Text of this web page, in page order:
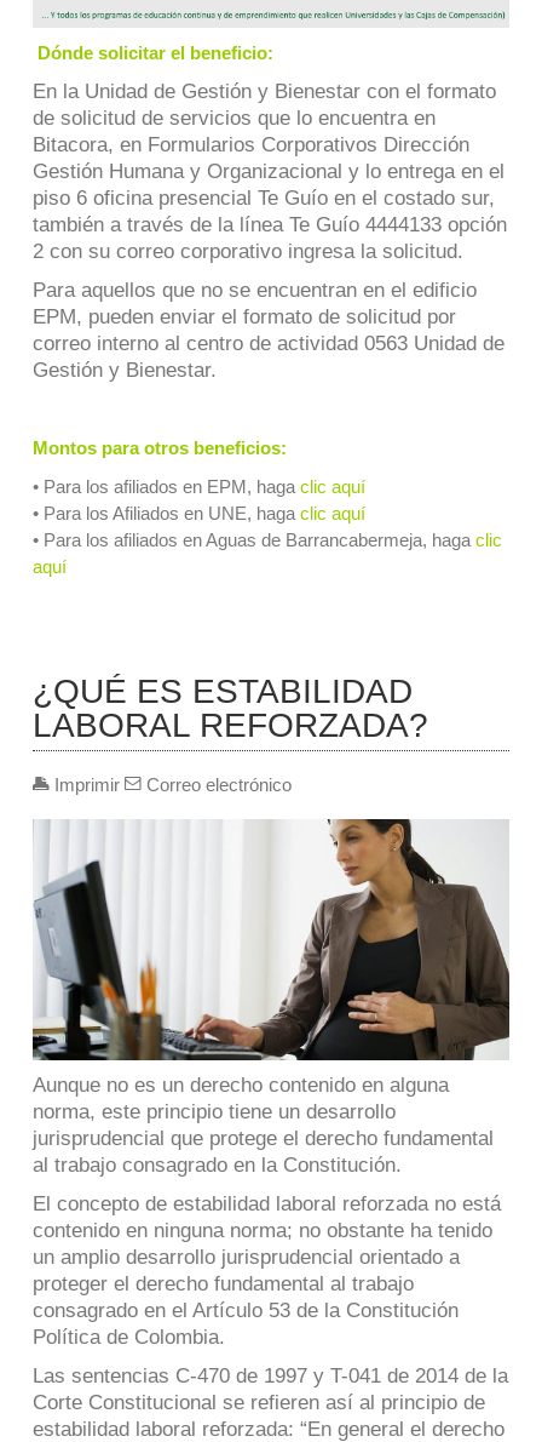
Dónde solicitar el beneficio:
En la Unidad de Gestión y Bienestar con el formato
de solicitud de servicios que lo encuentra en
Bitacora, en Formularios Corporativos Dirección
Gestión Humana y Organizacional y lo entrega en el
piso 6 oficina presencial Te Guío en el costado sur,
también a través de la línea Te Guío 4444133 opción
2 con su correo corporativo ingresa la solicitud.
Para aquellos que no se encuentran en el edificio
EPM, pueden enviar el formato de solicitud por
correo interno al centro de actividad 0563 Unidad de
Gestión y Bienestar.
Montos para otros beneficios:
• Para los afiliados en EPM, hagaclic aquí
• Para los Afiliados en UNE, haga clic aquí
• Para los afiliados en Aguas de Barrancabermeja, hagaclic
aquí
¿QUÉ ES ESTABILIDAD
LABORAL REFORZADA?
Imprimir Correo electrónico
Aunque no es un derecho contenido en alguna
norma, este principio tiene un desarrollo
jurisprudencial que protege el derecho fundamental
al trabajo consagrado en la Constitución.
El concepto de estabilidad laboral reforzada no está
contenido en ninguna norma; no obstante ha tenido
un amplio desarrollo jurisprudencial orientado a
proteger el derecho fundamental al trabajo
consagrado en el Artículo 53 de la Constitución
Política de Colombia.
Las sentencias C-470 de 1997 y T-041 de 2014 de la
Corte Constitucional se refieren así al principio de
estabilidad laboral reforzada: “En general el derecho